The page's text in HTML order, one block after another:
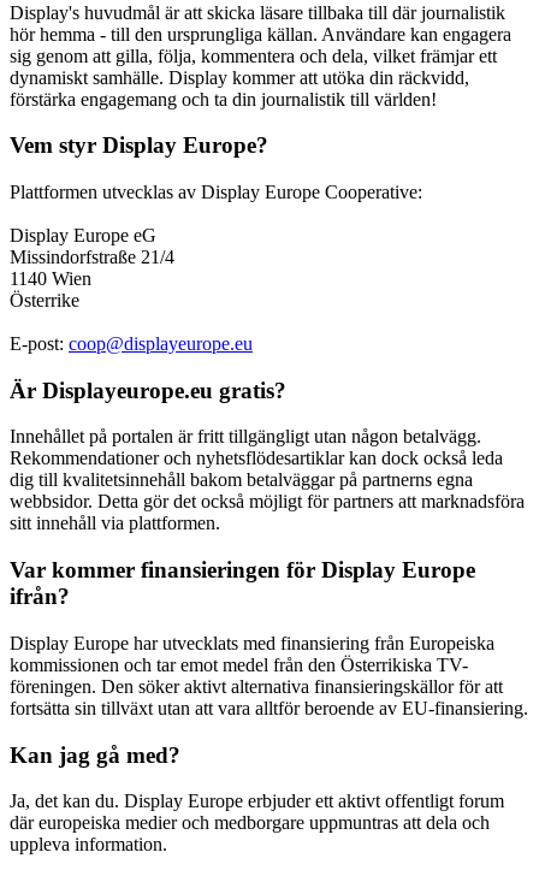
Display's huvudmål är att skicka läsare tillbaka till där journalistik
hör hemma - till den ursprungliga källan. Användare kan engagera
sig genom att gilla, följa, kommentera och dela, vilket främjar ett
dynamiskt samhälle. Display kommer att utöka din räckvidd,
förstärka engagemang och ta din journalistik till världen!
Vem styr Display Europe?
Plattformen utvecklas av Display Europe Cooperative:
Display Europe eG
Missindorfstraße 21/4
1140 Wien
Österrike
E-post: coop@displayeurope.eu
Är Displayeurope.eu gratis?
Innehållet på portalen är fritt tillgängligt utan någon betalvägg.
Rekommendationer och nyhetsflödesartiklar kan dock också leda
dig till kvalitetsinnehåll bakom betalväggar på partnerns egna
webbsidor. Detta gör det också möjligt för partners att marknadsföra
sitt innehåll via plattformen.
Var kommer finansieringen för Display Europe
ifrån?
Display Europe har utvecklats med finansiering från Europeiska
kommissionen och tar emot medel från den Österrikiska TV-
föreningen. Den söker aktivt alternativa finansieringskällor för att
fortsätta sin tillväxt utan att vara alltför beroende av EU-finansiering.
Kan jag gå med?
Ja, det kan du. Display Europe erbjuder ett aktivt offentligt forum
där europeiska medier och medborgare uppmuntras att dela och
uppleva information.